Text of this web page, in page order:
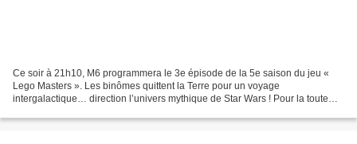
Ce soir à 21h10, M6 programmera le 3e épisode de la 5e saison du jeu «
Lego Masters ». Les binômes quittent la Terre pour un voyage
intergalactique… direction l’univers mythique de Star Wars ! Pour la toute